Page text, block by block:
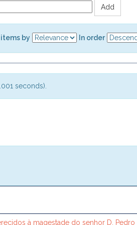
by In order
seconds).
à magestade do senhor D. Pedro I.